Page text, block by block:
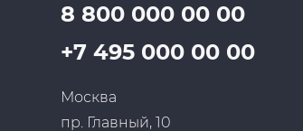
8 800 000 00 00
+7 495 000 00 00
Москва
пр. Главный, 10